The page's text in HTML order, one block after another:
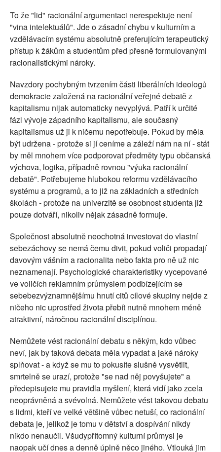
To že "lid" racionální argumentaci nerespektuje není
"vina intelektuálů". Jde o zásadní chybu v kulturním a
vzdělávacím systému absolutně preferujícím terapeutický
přístup k žákům a studentům před přesně formulovanými
racionalistickými nároky.
Navzdory pochybným tvrzením části liberálních ideologů
demokracie založená na racionální veřejné debatě z
kapitalismu nijak automaticky nevyplývá. Patří k určité
fázi vývoje západního kapitalismu, ale současný
kapitalismus už ji k ničemu nepotřebuje. Pokud by měla
být udržena - protože si jí ceníme a záleží nám na ní - stát
by měl mnohem více podporovat předměty typu občanská
výchova, logika, případně rovnou "výuka racionální
debatě". Potřebujeme hlubokou reformu vzdělávacího
systému a programů, a to již na základních a středních
školách - protože na univerzitě se osobnost studenta již
pouze dotváří, nikoliv nějak zásadně formuje.
Společnost absolutně neochotná investovat do vlastní
sebezáchovy se nemá čemu divit, pokud voliči propadají
davovým vášním a racionalita nebo fakta pro ně už nic
neznamenají. Psychologické charakteristiky vycepované
ve voličích reklamním průmyslem podbízejícím se
sebebezvýznamnějšímu hnutí citů cílové skupiny nejde z
ničeho nic uprostřed života přebít nutně mnohem méně
atraktivní, náročnou racionální disciplínou.
Nemůžete vést racionální debatu s někým, kdo vůbec
neví, jak by taková debata měla vypadat a jaké nároky
splňovat - a když se mu to pokusíte slušně vysvětlit,
smrtelně se urazí, protože "se nad něj povyšujete" a
předepisujete mu pravidla myšlení, která vidí jako zcela
neoprávněná a svévolná. Nemůžete vést takovou debatu
s lidmi, kteří ve velké většině vůbec netuší, co racionální
debata je, jelikož je tomu v dětství a dospívání nikdy
nikdo nenaučil. Všudypřítomný kulturní průmysl je
naopak učí dnes a denně úplně něco jiného. Vtlouká jim